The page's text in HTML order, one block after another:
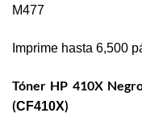
M477
Imprime hasta 6,500
Tóner HP 410X
(CF410X)